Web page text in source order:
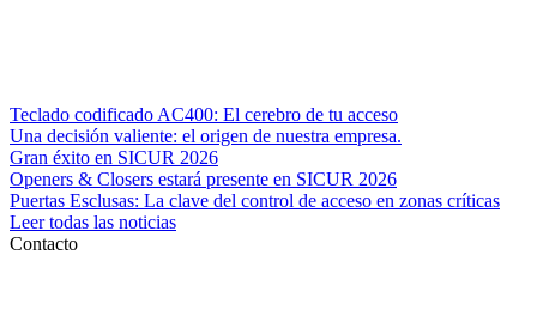
Teclado codificado AC400: El cerebro de tu acceso
Una decisión valiente: el origen de nuestra empresa.
Gran éxito en SICUR 2026
Openers & Closers estará presente en SICUR 2026
Puertas Esclusas: La clave del control de acceso en zonas críticas
Leer todas las noticias
Contacto